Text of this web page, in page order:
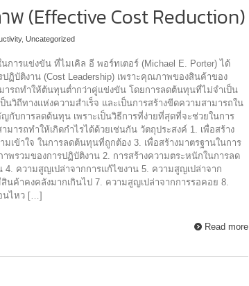
(Effective Cost Reduction)
, Uncategorized
ารแข่งขัน ที่ไมเคิล อี พอร์ทเตอร์ (Michael E. Porter) ได้
บัติงาน (Cost Leadership) เพราะคุณภาพของสินค้าของ
ารถทำให้ต้นทุนต่ำกว่าคู่แข่งขัน โดยการลดต้นทุนที่ไม่จำเป็น
วิถีทางแห่งความสำเร็จ และเป็นการสร้างขีดความสามารถใน
บการลดต้นทุน เพราะเป็นวิธีการที่ง่ายที่สุดที่จะช่วยในการ
มารถทำให้เกิดกำไรได้ด้วยเช่นกัน วัตถุประสงค์ 1. เพื่อสร้าง
เข้าใจ ในการลดต้นทุนที่ถูกต้อง 3. เพื่อสร้างมาตรฐานในการ
รวมของการปฏิบัติงาน 2. การสร้างความตระหนักในการลด
ความสูญเปล่าจากการแก้ไขงาน 5. ความสูญเปล่าจาก
ค้าคงคลังมากเกินไป 7. ความสูญเปล่าจากการรอคอย 8.
นไหว […]
Read more